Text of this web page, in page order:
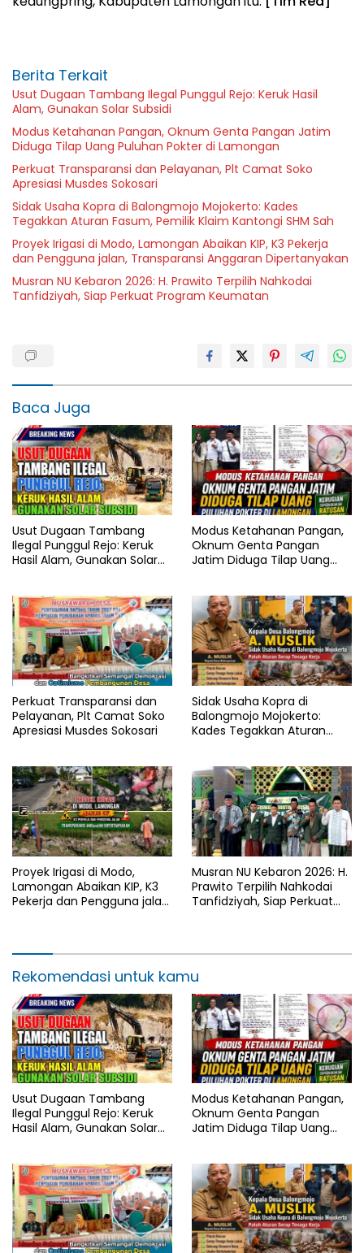
Berita Terkait
Usut Dugaan Tambang Ilegal Punggul Rejo: Keruk Hasil
Alam, Gunakan Solar Subsidi
Modus Ketahanan Pangan, Oknum Genta Pangan Jatim
Diduga Tilap Uang Puluhan Pokter di Lamongan
Perkuat Transparansi dan Pelayanan, Plt Camat Soko
Apresiasi Musdes Sokosari
Sidak Usaha Kopra di Balongmojo Mojokerto: Kades
Tegakkan Aturan Fasum, Pemilik Klaim Kantongi SHM Sah
Proyek Irigasi di Modo, Lamongan Abaikan KIP, K3 Pekerja
dan Pengguna jalan, Transparansi Anggaran Dipertanyakan
Musran NU Kebaron 2026: H. Prawito Terpilih Nahkodai
Tanfidziyah, Siap Perkuat Program Keumatan
Baca Juga
Usut Dugaan Tambang
Ilegal Punggul Rejo: Keruk
Hasil Alam, Gunakan Solar
Modus Ketahanan Pangan,
Oknum Genta Pangan
Jatim Diduga Tilap Uang
Perkuat Transparansi dan
Pelayanan, Plt Camat Soko
Apresiasi Musdes Sokosari
Sidak Usaha Kopra di
Balongmojo Mojokerto:
Kades Tegakkan Aturan
Proyek Irigasi di Modo,
Lamongan Abaikan KIP, K3
Pekerja dan Pengguna jalan,
Musran NU Kebaron 2026: H.
Prawito Terpilih Nahkodai
Tanfidziyah, Siap Perkuat
Rekomendasi untuk kamu
Usut Dugaan Tambang
Ilegal Punggul Rejo: Keruk
Hasil Alam, Gunakan Solar
Modus Ketahanan Pangan,
Oknum Genta Pangan
Jatim Diduga Tilap Uang